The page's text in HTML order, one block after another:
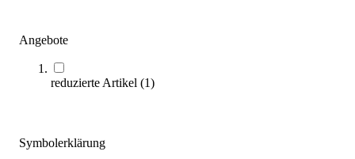
Angebote
reduzierte Artikel (1)
Symbolerklärung